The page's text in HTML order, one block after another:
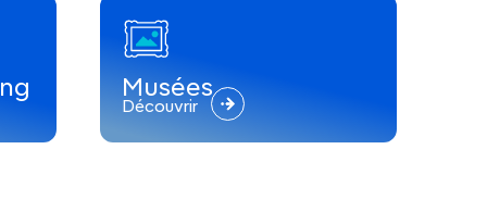
Musées
Découvrir